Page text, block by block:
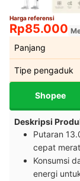
Harga referensi
Rp85.000
Panjang
Tipe pengaduk
Shopee
Deskripsi
Putaran
cepat
Konsumsi
energi